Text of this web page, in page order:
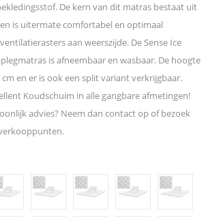
De kern van dit matras bestaat uit
is uitermate comfortabel en optimaal
aan weerszijde. De Sense Ice
is afneembaar en wasbaar. De hoogte
en er is ook een split variant verkrijgbaar.
Koudschuim in alle gangbare afmetingen!
advies? Neem dan contact op of bezoek